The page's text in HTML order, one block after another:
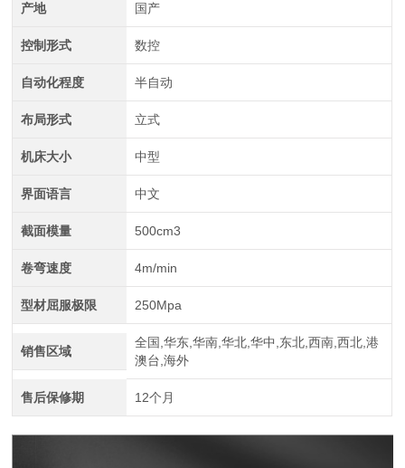
中航重工 大型拉弯机
江苏中航重工厂家定制四轴数控型材弯曲机
产地 国产
控制形式 数控
自动化程度 半自动
布局形式 立式
机床大小 中型
界面语言 中文
截面模量 500cm3
卷弯速度 4m/min
型材屈服极限 250Mpa
销售区域
全国,华东,华南,华北,华中,东北,西南,西北,港
澳台,海外
售后保修期 12个月